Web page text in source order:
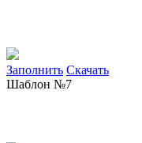
Заполнить Скачать
Шаблон №7